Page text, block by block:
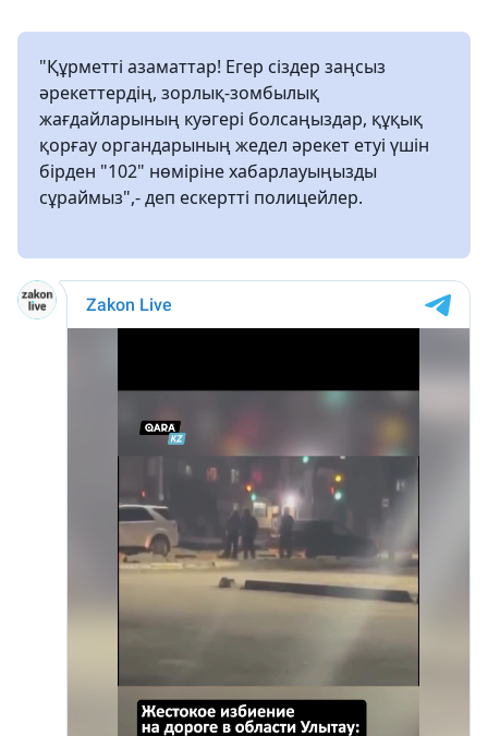
"Құрметті азаматтар! Егер сіздер заңсыз
әрекеттердің, зорлық-зомбылық
жағдайларының куәгері болсаңыздар, құқық
қорғау органдарының жедел әрекет етуі үшін
бірден "102" нөміріне хабарлауыңызды
сұраймыз",- деп ескертті полицейлер.